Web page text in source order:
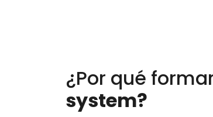
¿Por qué
system?